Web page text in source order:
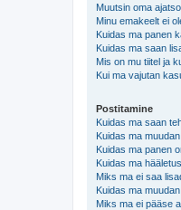
Muutsin oma
Minu emakeelt ei
Kuidas ma panen
Kuidas ma saan
Mis on mu tiitel ja
Kui ma vajutan
Postitamine
Kuidas ma saan
Kuidas ma
Kuidas ma panen
Kuidas ma
Miks ma ei saa
Kuidas ma
Miks ma ei pääse